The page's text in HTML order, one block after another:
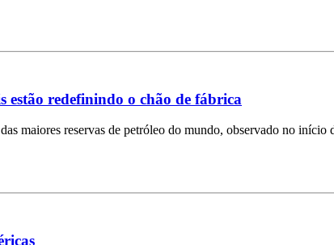
estão redefinindo o chão de fábrica
maiores reservas de petróleo do mundo, observado no